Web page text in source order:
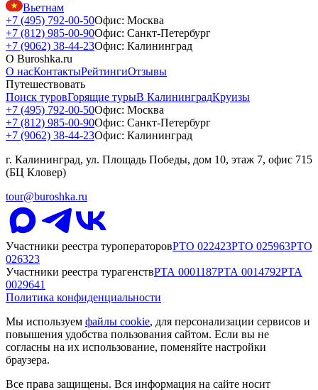
Вьетнам
+7 (495) 792-00-50Офис: Москва
+7 (812) 985-00-90Офис: Санкт-Петербург
+7 (9062) 38-44-23Офис: Калининград
О Buroshka.ru
О насКонтактыРейтингиОтзывы
Путешествовать
Поиск туровГорящие турыВ КалининградКруизы
+7 (495) 792-00-50Офис: Москва
+7 (812) 985-00-90Офис: Санкт-Петербург
+7 (9062) 38-44-23Офис: Калининград
г. Калининград, ул. Площадь Победы, дом 10, этаж 7, офис 715
(БЦ Кловер)
tour@buroshka.ru
Участники реестра туроператоровРТО 022423РТО 025963РТО
026323
Участники реестра турагенствРТА 0001187РТА 0014792РТА
0029641
Политика конфиденциальности
Мы используем файлы cookie, для персонализации сервисов и
повышения удобства пользования сайтом. Если вы не
согласны на их использование, поменяйте настройки
браузера.
Все права защищены. Вся информация на сайте носит